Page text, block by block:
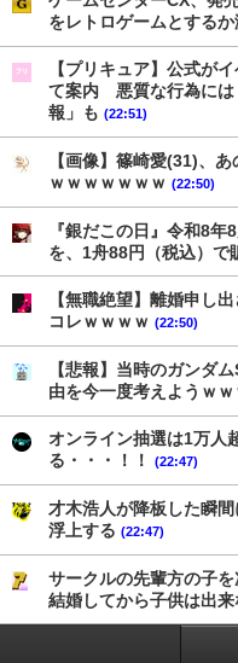
をレトロゲームとする
【プリキュア】公式が
て案内 悪質な行為には
報」も (22:51)
【画像】篠崎愛(31)、
ｗｗｗｗｗｗｗ (22:50)
『銀だこの日』令和8
を、1舟88円（税込）で
【無職絶望】離婚申し
コレｗｗｗｗ (22:50)
【悲報】当時のガンダ
由を今一度考えようｗｗ
オンライン抽選は1万人
る・・・！！
(22:47)
才木浩人が降板した瞬
浮上する (22:47)
サークルの先輩方の子を
結婚してから子供は出来